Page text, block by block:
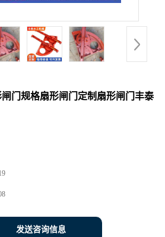
门规格扇形闸门定制扇形闸门丰泰
发送咨询信息